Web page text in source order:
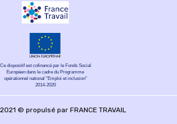
Ce dispositif est cofinancé par le Fonds Social
Européen dans le cadre du Programme
opérationnel national "Emploi et inclusion"
2014-2020
© propulsé par FRANCE TRAVAIL